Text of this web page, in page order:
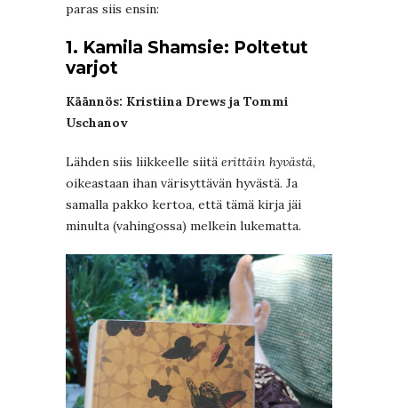
paras siis ensin:
1. Kamila Shamsie: Poltetut
varjot
Käännös: Kristiina Drews ja Tommi
Uschanov
Lähden siis liikkeelle siitä erittäin hyvästä,
oikeastaan ihan värisyttävän hyvästä. Ja
samalla pakko kertoa, että tämä kirja jäi
minulta (vahingossa) melkein lukematta.